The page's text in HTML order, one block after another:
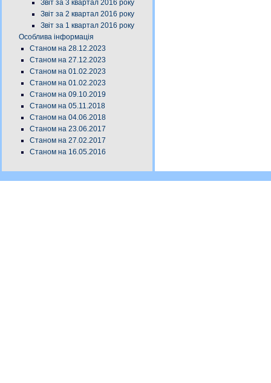
Звіт за 3 квартал 2016 року
Звіт за 2 квартал 2016 року
Звіт за 1 квартал 2016 року
Особлива інформація
Станом на 28.12.2023
Станом на 27.12.2023
Станом на 01.02.2023
Станом на 01.02.2023
Станом на 09.10.2019
Станом на 05.11.2018
Станом на 04.06.2018
Станом на 23.06.2017
Станом на 27.02.2017
Станом на 16.05.2016